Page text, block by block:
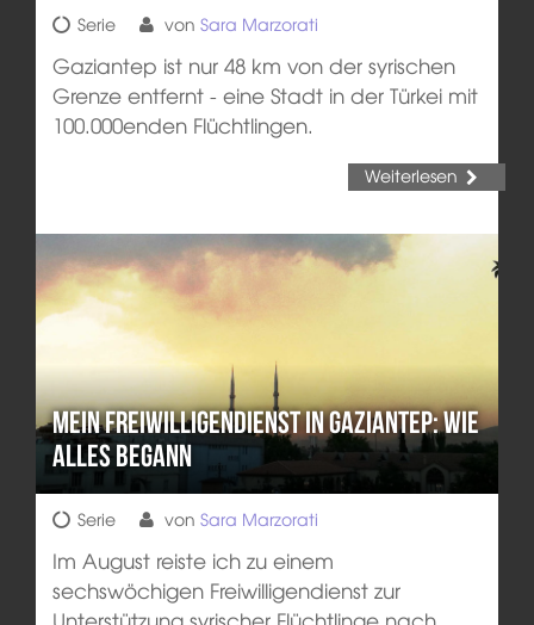
Serie von Sara Marzorati
Gaziantep ist nur 48 km von der syrischen
Grenze entfernt - eine Stadt in der Türkei mit
100.000enden Flüchtlingen.
Weiterlesen
Mein Freiwilligendienst in Gaziantep: Wie
alles begann
Serie von Sara Marzorati
Im August reiste ich zu einem
sechswöchigen Freiwilligendienst zur